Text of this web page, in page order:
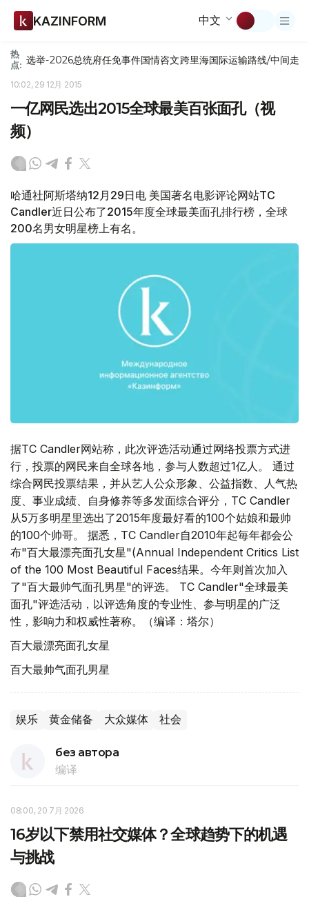
KAZINFORM 中文
热
点: 选举-2026总统府任免事件国情咨文跨里海国际运输路线/中间走廊
10:02, 29 12月 2015
一亿网民选出2015全球最美百张面孔（视
频）
哈通社阿斯塔纳12月29日电 美国著名电影评论网站TC
Candler近日公布了2015年度全球最美面孔排行榜，全球
200名男女明星榜上有名。
据TC Candler网站称，此次评选活动通过网络投票方式进
行，投票的网民来自全球各地，参与人数超过1亿人。 通过
综合网民投票结果，并从艺人公众形象、公益指数、人气热
度、事业成绩、自身修养等多发面综合评分，TC Candler
从5万多明星里选出了2015年度最好看的100个姑娘和最帅
的100个帅哥。 据悉，TC Candler自2010年起毎年都会公
布"百大最漂亮面孔女星"(Annual Independent Critics List
of the 100 Most Beautiful Faces结果。今年则首次加入
了"百大最帅气面孔男星"的评选。 TC Candler"全球最美
面孔"评选活动，以评选角度的专业性、参与明星的广泛
性，影响力和权威性著称。（编译：塔尔）
百大最漂亮面孔女星
百大最帅气面孔男星
娱乐 黄金储备 大众媒体 社会
без автора
编译
08:00, 20 7月 2026
16岁以下禁用社交媒体？全球趋势下的机遇
与挑战